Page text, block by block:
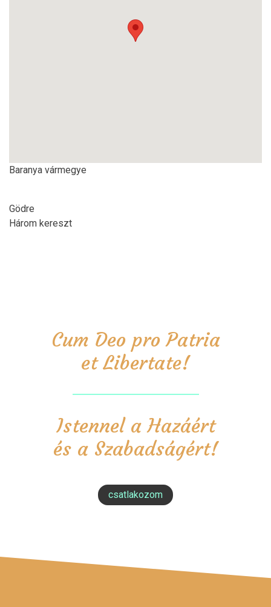
Baranya vármegye
Gödre
Három kereszt
Cum Deo pro Patria
et Libertate!
Istennel a Hazáért
és a Szabadságért!
csatlakozom